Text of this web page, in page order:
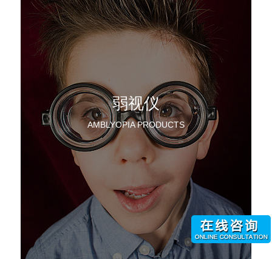
弱视仪
AMBLYOPIA PRODUCTS